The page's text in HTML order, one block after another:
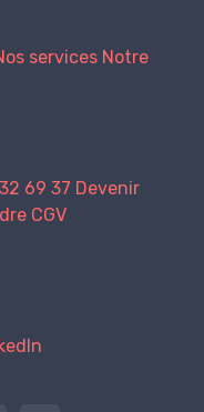
services Notre
69 37 Devenir
CGV